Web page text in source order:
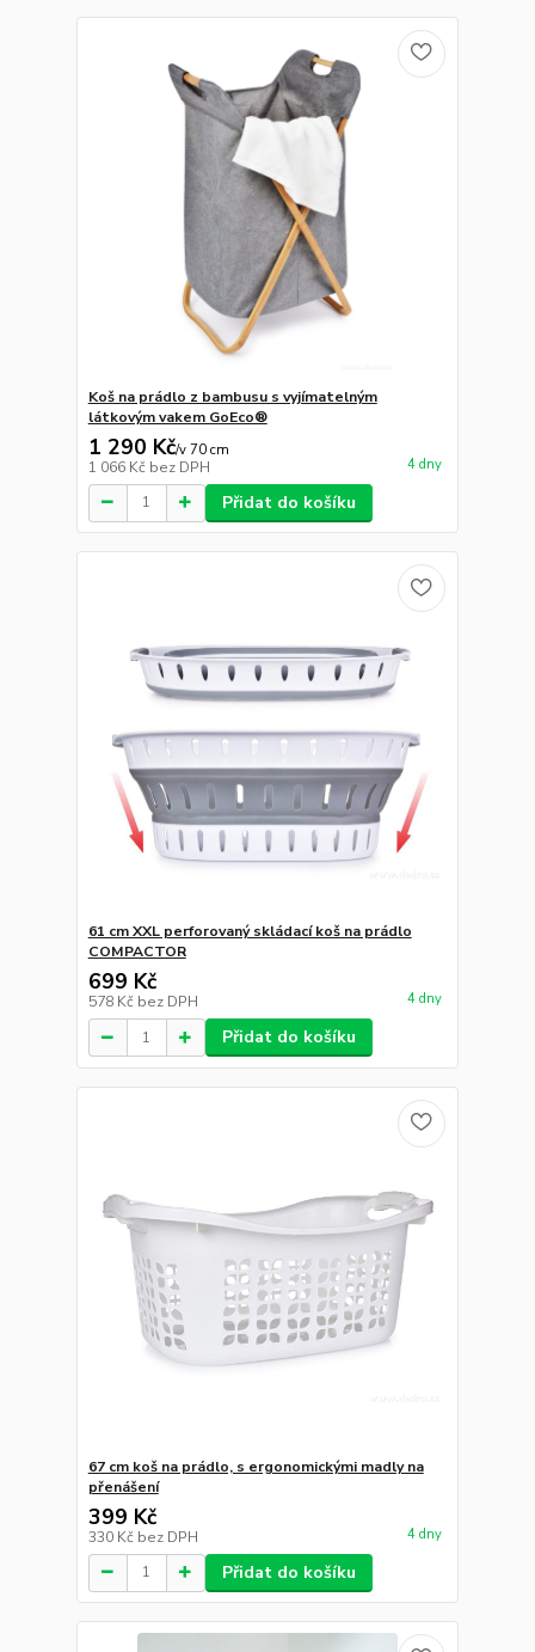
Koš na prádlo z bambusu s vyjímatelným
látkovým vakem GoEco®
1 290 Kč/v 70 cm
1 066 Kč bez DPH 4 dny
Přidat do košíku
61 cm XXL perforovaný skládací koš na prádlo
COMPACTOR
699 Kč
578 Kč bez DPH 4 dny
Přidat do košíku
67 cm koš na prádlo, s ergonomickými madly na
přenášení
399 Kč
330 Kč bez DPH 4 dny
Přidat do košíku